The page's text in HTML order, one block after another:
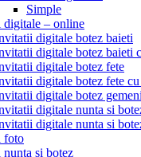
Simple
– online
digitale botez baieti
digitale botez baieti
digitale botez fete
digitale botez fete cu
digitale botez gemeni
digitale nunta si
digitale nunta si
foto
si botez